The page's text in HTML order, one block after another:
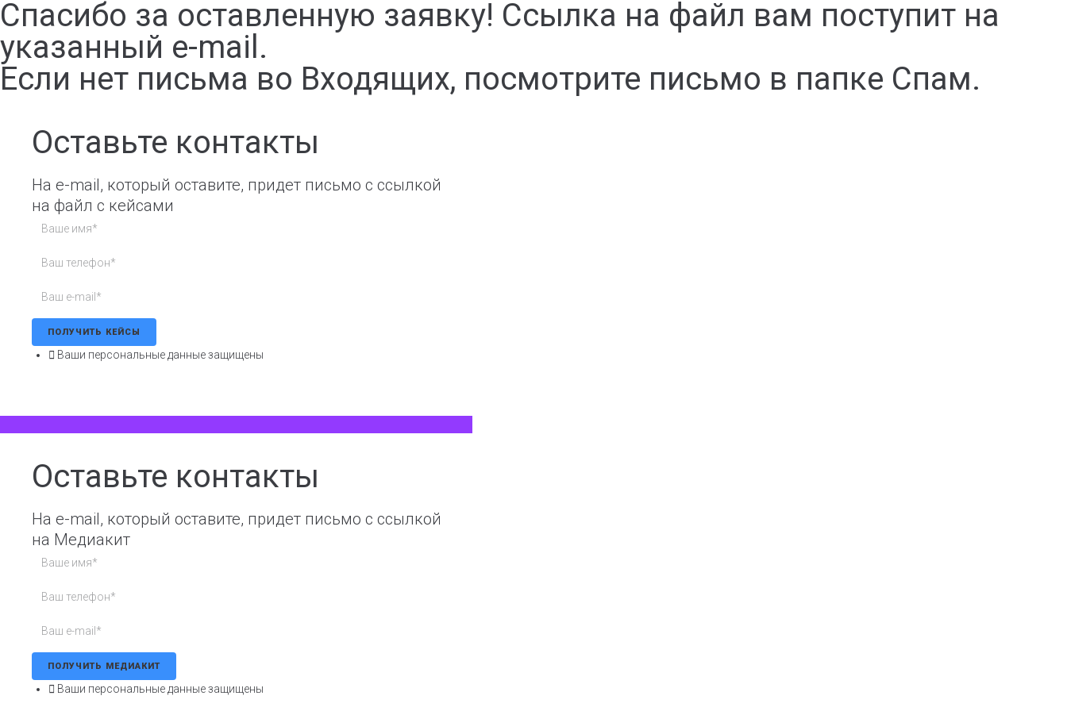
Спасибо за оставленную заявку! Ссылка на файл вам поступит на
указанный e-mail.
Если нет письма во Входящих, посмотрите письмо в папке Спам.
Оставьте контакты
На e-mail, который оставите, придет письмо с ссылкой
на файл с кейсами
ПОЛУЧИТЬ КЕЙСЫ
Ваши персональные данные защищены
Оставьте контакты
На e-mail, который оставите, придет письмо с ссылкой
на Медиакит
ПОЛУЧИТЬ МЕДИАКИТ
Ваши персональные данные защищены